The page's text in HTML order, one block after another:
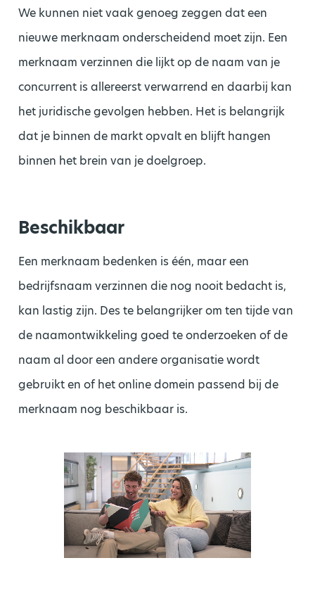
We kunnen niet vaak genoeg zeggen dat een
nieuwe merknaam onderscheidend moet zijn. Een
merknaam verzinnen die lijkt op de naam van je
concurrent is allereerst verwarrend en daarbij kan
het juridische gevolgen hebben. Het is belangrijk
dat je binnen de markt opvalt en blijft hangen
binnen het brein van je doelgroep.
Beschikbaar
Een merknaam bedenken is één, maar een
bedrijfsnaam verzinnen die nog nooit bedacht is,
kan lastig zijn. Des te belangrijker om ten tijde van
de naamontwikkeling goed te onderzoeken of de
naam al door een andere organisatie wordt
gebruikt en of het online domein passend bij de
merknaam nog beschikbaar is.